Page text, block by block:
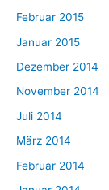
Februar 2015
Januar 2015
Dezember 2014
November 2014
Juli 2014
März 2014
Februar 2014